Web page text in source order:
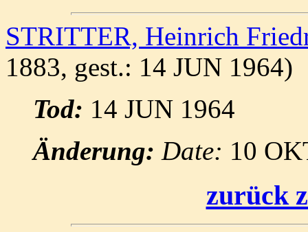
STRITTER, Heinrich
1883, gest.: 14 JUN 1964)
Tod: 14 JUN 1964
Änderung: Date: 10
zurück